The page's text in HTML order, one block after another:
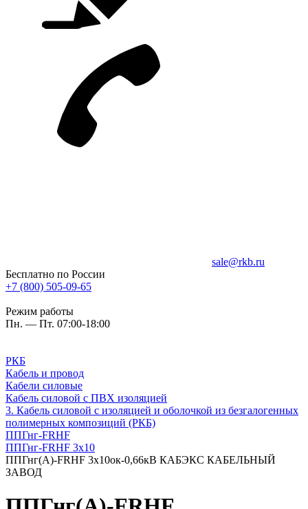
sale@rkb.ru
Бесплатно по России
+7 (800) 505-09-65
Режим работы
Пн. — Пт. 07:00-18:00
РКБ
Кабель и провод
Кабели силовые
Кабель силовой с ПВХ изоляцией
3. Кабель силовой с изоляцией и оболочкой из безгалогенных
полимерных композиций (РКБ)
ППГнг-FRHF
ППГнг-FRHF 3х10
ППГнг(А)-FRHF 3х10ок-0,66кВ КАБЭКС КАБЕЛЬНЫЙ
ЗАВОД